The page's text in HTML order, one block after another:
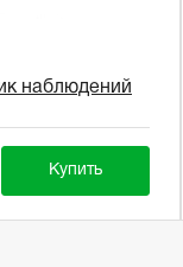
наблюдений
Купить